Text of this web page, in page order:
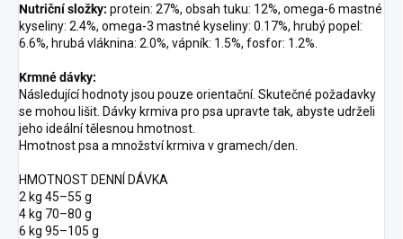
Nutriční složky: protein: 27%, obsah tuku: 12%, omega-6 mastné
kyseliny: 2.4%, omega-3 mastné kyseliny: 0.17%, hrubý popel:
6.6%, hrubá vláknina: 2.0%, vápník: 1.5%, fosfor: 1.2%.
Krmné dávky:
Následující hodnoty jsou pouze orientační. Skutečné požadavky
se mohou lišit. Dávky krmiva pro psa upravte tak, abyste udrželi
jeho ideální tělesnou hmotnost.
Hmotnost psa a množství krmiva v gramech/den.
HMOTNOST DENNÍ DÁVKA
2 kg 45–55 g
4 kg 70–80 g
6 kg 95–105 g